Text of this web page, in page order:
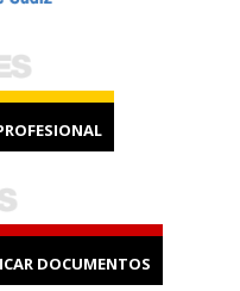
DOCUMENTOS